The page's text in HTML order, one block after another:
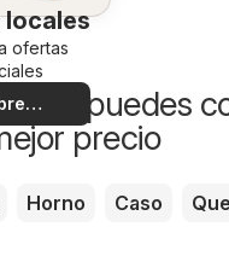
ofertas
que puedes
precio
Horno Caso